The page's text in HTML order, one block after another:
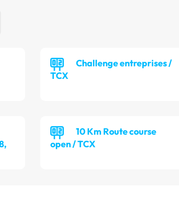
Challenge entreprises /
TCX
10 Km Route course
open / TCX